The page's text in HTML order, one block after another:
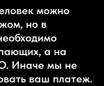
можно
но в
а на
Иначе мы не
ваш платеж.